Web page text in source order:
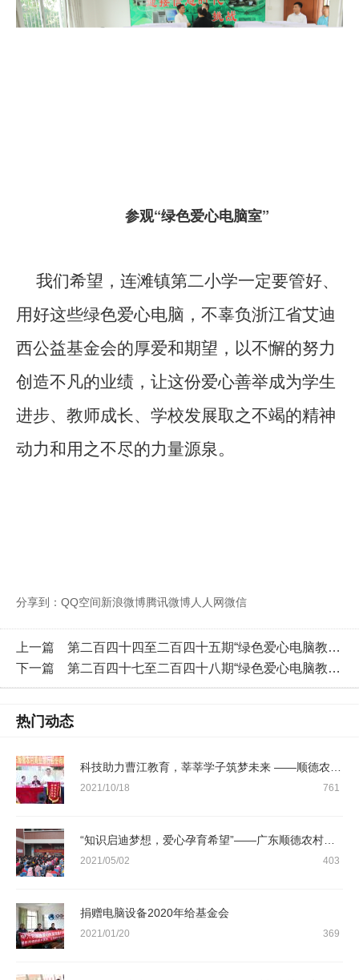
参观“绿色爱心电脑室”
我们希望，连滩镇第二小学一定要管好、
用好这些绿色爱心电脑，不辜负浙江省艾迪
西公益基金会的厚爱和期望，以不懈的努力
创造不凡的业绩，让这份爱心善举成为学生
进步、教师成长、学校发展取之不竭的精神
动力和用之不尽的力量源泉。
分享到： QQ空间新浪微博腾讯微博人人网微信
上一篇 第二百四十四至二百四十五期“绿色爱心电脑教室”标准电脑41套（徐福记国际集团 ）
下一篇 第二百四十七至二百四十八期“绿色爱心电脑教室”标准电脑41套（广东顺德农村商业银行股份有限公司 ）
热门动态
2021/10/18 761
2021/05/02 403
捐赠电脑设备2020年给基金会
2021/01/20 369